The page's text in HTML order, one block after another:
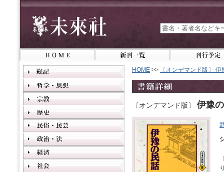
HOME >> 〔オンデマンド版〕
〔オンデマンド版〕 伊豫